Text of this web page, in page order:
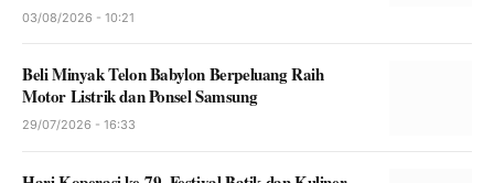
03/08/2026 - 10:21
Beli Minyak Telon Babylon Berpeluang Raih
Motor Listrik dan Ponsel Samsung
29/07/2026 - 16:33